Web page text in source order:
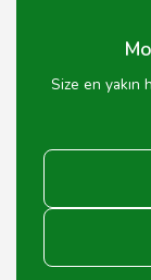
Size en